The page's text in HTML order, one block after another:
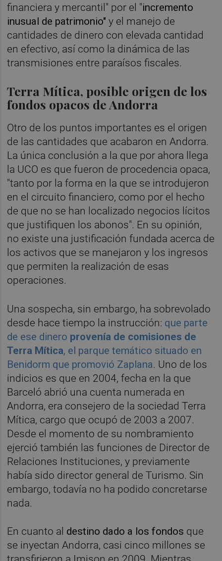
financiera y mercantil" por el "incremento
inusual de patrimonio" y el manejo de
cantidades de dinero con elevada cantidad
en efectivo, así como la dinámica de las
transmisiones entre paraísos fiscales.
Terra Mítica, posible origen de los
fondos opacos de Andorra
Otro de los puntos importantes es el origen
de las cantidades que acabaron en Andorra.
La única conclusión a la que por ahora llega
la UCO es que fueron de procedencia opaca,
"tanto por la forma en la que se introdujeron
en el circuito financiero, como por el hecho
de que no se han localizado negocios lícitos
que justifiquen los abonos". En su opinión,
no existe una justificación fundada acerca de
los activos que se manejaron y los ingresos
que permiten la realización de esas
operaciones.
Una sospecha, sin embargo, ha sobrevolado
desde hace tiempo la instrucción: que parte
de ese dinero provenía de comisiones de
Terra Mítica, el parque temático situado en
Benidorm que promovió Zaplana. Uno de los
indicios es que en 2004, fecha en la que
Barceló abrió una cuenta numerada en
Andorra, era consejero de la sociedad Terra
Mítica, cargo que ocupó de 2003 a 2007.
Desde el momento de su nombramiento
ejerció también las funciones de Director de
Relaciones Instituciones, y previamente
había sido director general de Turismo. Sin
embargo, todavía no ha podido concretarse
nada.
En cuanto al destino dado a los fondos que
se inyectan Andorra, casi cinco millones se